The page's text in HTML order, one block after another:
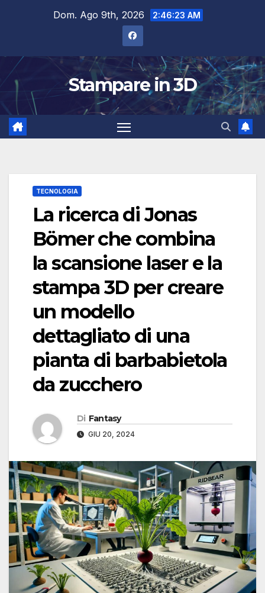
Dom. Ago 9th, 2026 2:46:23 AM
Stampare in 3D
TECNOLOGIA
La ricerca di Jonas
Bömer che combina
la scansione laser e la
stampa 3D per creare
un modello
dettagliato di una
pianta di barbabietola
da zucchero
Di Fantasy
GIU 20, 2024